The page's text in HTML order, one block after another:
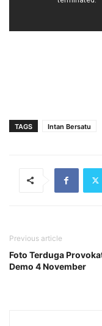
TAGS Intan Bersatu
Previous article
Foto Terduga
Demo 4 November